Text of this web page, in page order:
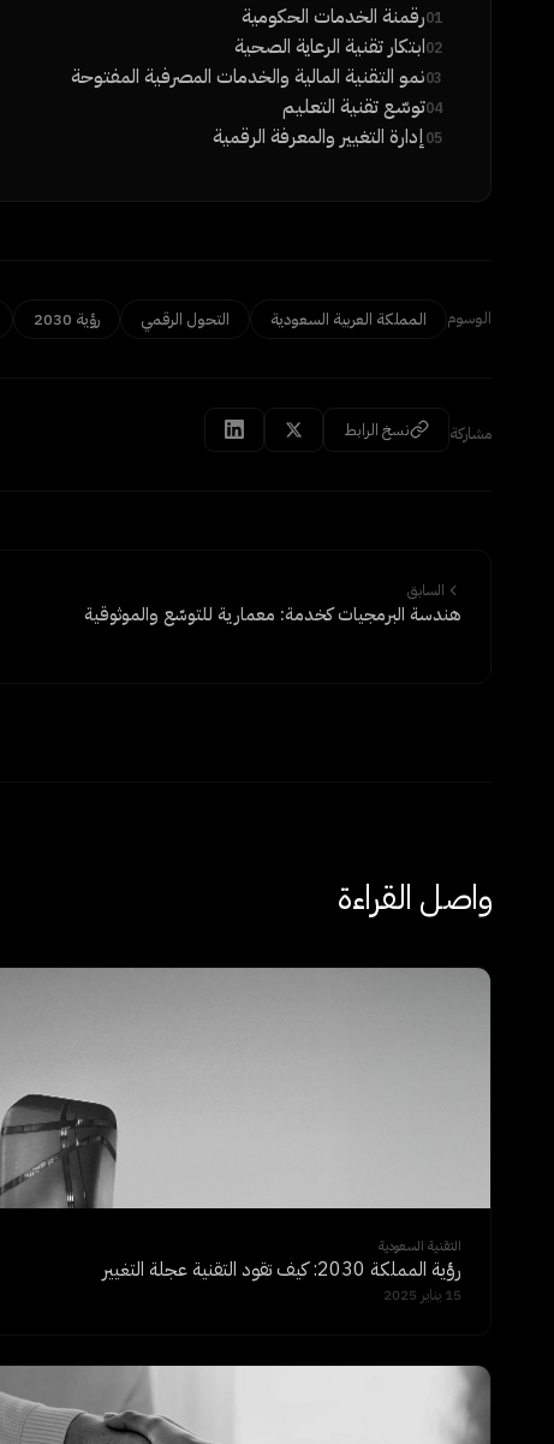
01رقمنة الخدمات الحكومية
02ابتكار تقنية الرعاية الصحية
03نمو التقنية المالية والخدمات المصرفية المفتوحة
04توسّع تقنية التعليم
05 إدارة التغيير والمعرفة الرقمية
الوسوم المملكة العربية السعودية التحول الرقمي رؤية 2030
مشاركة نسخ الرابط
السابق
هندسة البرمجيات كخدمة: معمارية للتوسّع والموثوقية
واصل القراءة
التقنية السعودية
رؤية المملكة 2030: كيف تقود التقنية عجلة التغيير
15 يناير 2025